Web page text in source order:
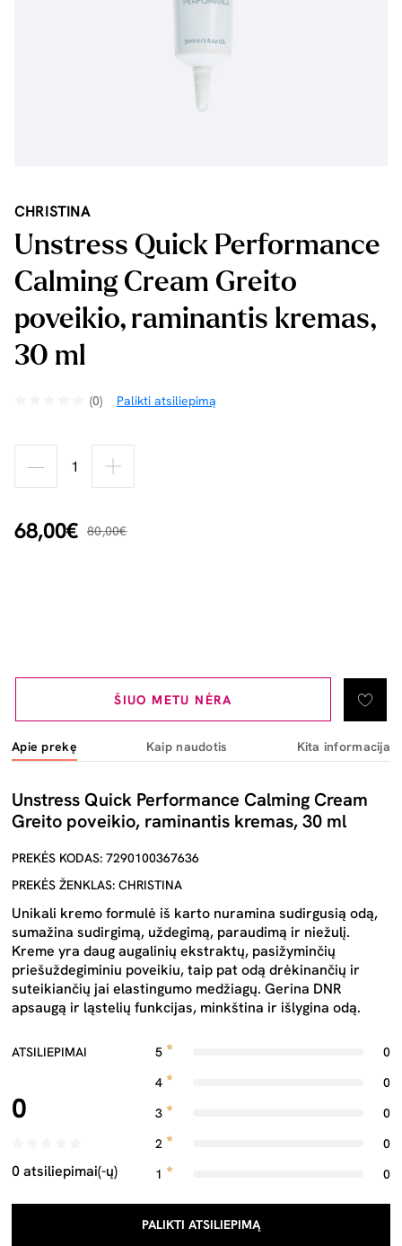
CHRISTINA
Unstress Quick Performance
Calming Cream Greito
poveikio, raminantis kremas,
30 ml
(0) Palikti atsiliepimą
68,00€ 80,00€
ŠIUO METU NĖRA
Apie prekę Kaip naudotis Kita informacija
Unstress Quick Performance Calming Cream
Greito poveikio, raminantis kremas, 30 ml
PREKĖS KODAS: 7290100367636
PREKĖS ŽENKLAS: CHRISTINA
Unikali kremo formulė iš karto nuramina sudirgusią odą,
sumažina sudirgimą, uždegimą, paraudimą ir niežulį.
Kreme yra daug augalinių ekstraktų, pasižyminčių
priešuždegiminiu poveikiu, taip pat odą drėkinančių ir
suteikiančių jai elastingumo medžiagų. Gerina DNR
apsaugą ir ląstelių funkcijas, minkština ir išlygina odą.
ATSILIEPIMAI
0
0 atsiliepimai(-ų)
5
0
4
0
3
0
2
0
1
0
PALIKTI ATSILIEPIMĄ